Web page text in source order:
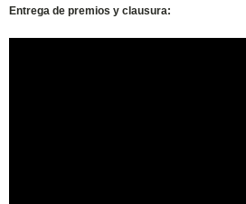
Entrega de premios y clausura: